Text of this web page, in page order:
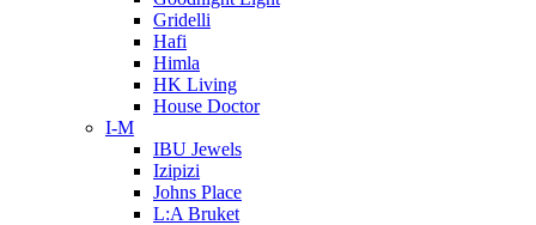
Gridelli
Hafi
Himla
HK Living
House Doctor
I-M
IBU Jewels
Izipizi
Johns Place
L:A Bruket